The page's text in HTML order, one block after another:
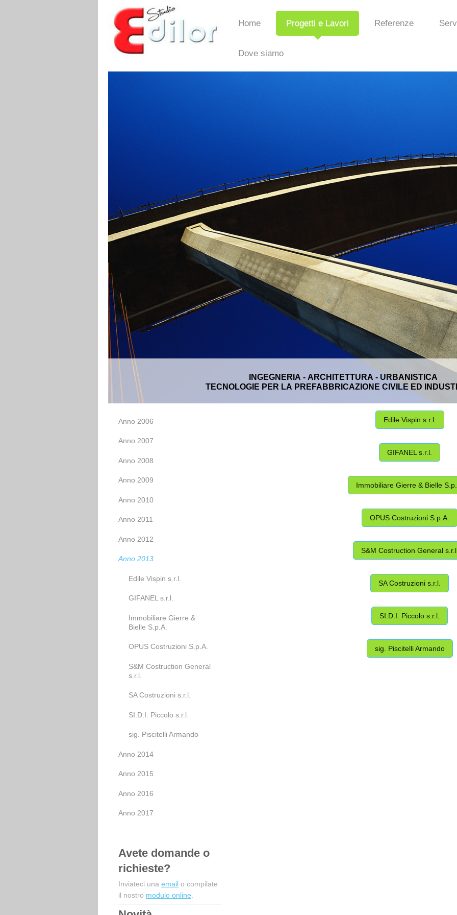
Home Progetti e Lavori Referenze
Dove siamo
INGEGNERIA - ARCHITETTURA - URBANISTICA
TECNOLOGIE PER LA PREFABBRICAZIONE CIVILE ED
Edile Vispin s.r.l.
GIFANEL s.r.l.
Immobiliare Gierre & Bielle
OPUS Costruzioni S.p.A.
S&M Costruction General
SA Costruzioni s.r.l.
SI.D.I. Piccolo s.r.l.
sig. Piscitelli Armando
Anno 2006
Anno 2007
Anno 2008
Anno 2009
Anno 2010
Anno 2011
Anno 2012
Anno 2013
Edile Vispin s.r.l.
GIFANEL s.r.l.
Immobiliare Gierre &
Bielle S.p.A.
OPUS Costruzioni S.p.A.
S&M Costruction General
s.r.l.
SA Costruzioni s.r.l.
SI.D.I. Piccolo s.r.l.
sig. Piscitelli Armando
Anno 2014
Anno 2015
Anno 2016
Anno 2017
Avete domande o
richieste?
Inviateci una email o compilate
il nostro modulo online